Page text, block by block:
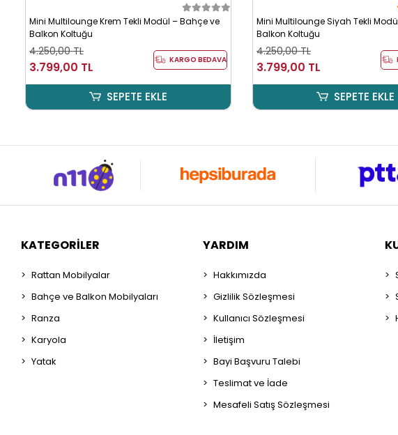
Mini Multilounge Krem Tekli Modül – Bahçe ve
Balkon Koltuğu
4.250,00 TL
3.799,00 TL KARGO BEDAVA
SEPETE EKLE
Mini Multilounge Siyah Tekli
Balkon Koltuğu
4.250,00 TL
3.799,00 TL
SEPETE EKLE
KATEGORILER
Rattan Mobilyalar
Bahçe ve Balkon Mobilyaları
Ranza
Karyola
Yatak
YARDIM
Hakkımızda
Gizlilik Sözleşmesi
Kullanıcı Sözleşmesi
İletişim
Bayi Başvuru Talebi
Teslimat ve İade
Mesafeli Satış Sözleşmesi